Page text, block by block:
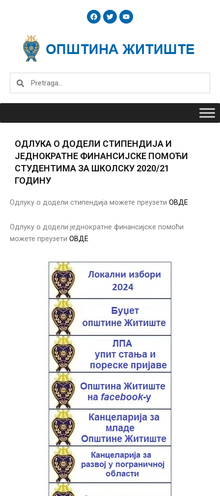
F
a
c
o
o
T
w
i
e
r
Y
o
u
b
e
Search
ОДЛУКА О ДОДЕЛИ СТИПЕНДИЈА И
ЈЕДНОКРАТНЕ ФИНАНСИЈСКЕ ПОМОЋИ
СТУДЕНТИМА ЗА ШКОЛСКУ 2020/21
ГОДИНУ
Одлуку о додели стипендија можете преузети ОВДЕ
Одлуку о додели једнократне финансијске помоћи
можете преузети ОВДЕ